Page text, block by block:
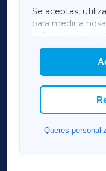
Se aceptas,
para medir a
utilizaremos
mostrar
Así mesmo,
cookies que
Queres